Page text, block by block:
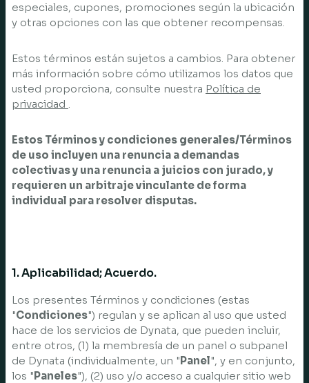
especiales, cupones, promociones según la ubicación
y otras opciones con las que obtener recompensas.
Estos términos están sujetos a cambios. Para obtener
más información sobre cómo utilizamos los datos que
usted proporciona, consulte nuestra Política de
privacidad .
Estos Términos y condiciones generales/Términos
de uso incluyen una renuncia a demandas
colectivas y una renuncia a juicios con jurado, y
requieren un arbitraje vinculante de forma
individual para resolver disputas.
1. Aplicabilidad; Acuerdo.
Los presentes Términos y condiciones (estas
"Condiciones") regulan y se aplican al uso que usted
hace de los servicios de Dynata, que pueden incluir,
entre otros, (1) la membresía de un panel o subpanel
de Dynata (individualmente, un "Panel", y en conjunto,
los "Paneles"), (2) uso y/o acceso a cualquier sitio web